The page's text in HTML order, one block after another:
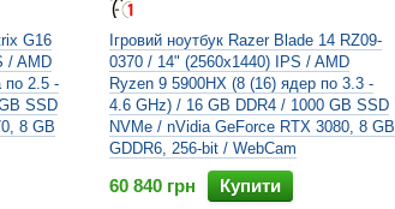
G16
/ AMD
по 2.5 -
SSD
8 GB
Ігровий ноутбук Razer Blade 14 RZ09-
0370 / 14" (2560x1440) IPS / AMD
Ryzen 9 5900HX (8 (16) ядер по 3.3 -
4.6 GHz) / 16 GB DDR4 / 1000 GB SSD
NVMe / nVidia GeForce RTX 3080, 8 GB
GDDR6, 256-bit / WebCam
60 840 грн Купити